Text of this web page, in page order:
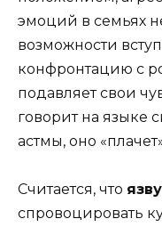
эмоций в семьях
возможности
конфронтацию с
подавляет свои
говорит на языке
астмы, оно
Считается, что
спровоцировать